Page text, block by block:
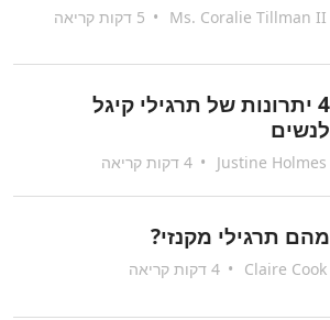
Ms. Coralie Tillman II
•
4 יתרונות של תרגילי קיגל
לנשים
Justine Holmes
•
מהם תרגילי מקנזי?
Claire Cook
•